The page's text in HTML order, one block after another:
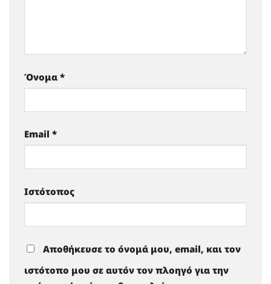
Όνομα *
Email *
Ιστότοπος
Αποθήκευσε το όνομά μου, email, και τον
ιστότοπο μου σε αυτόν τον πλοηγό για την